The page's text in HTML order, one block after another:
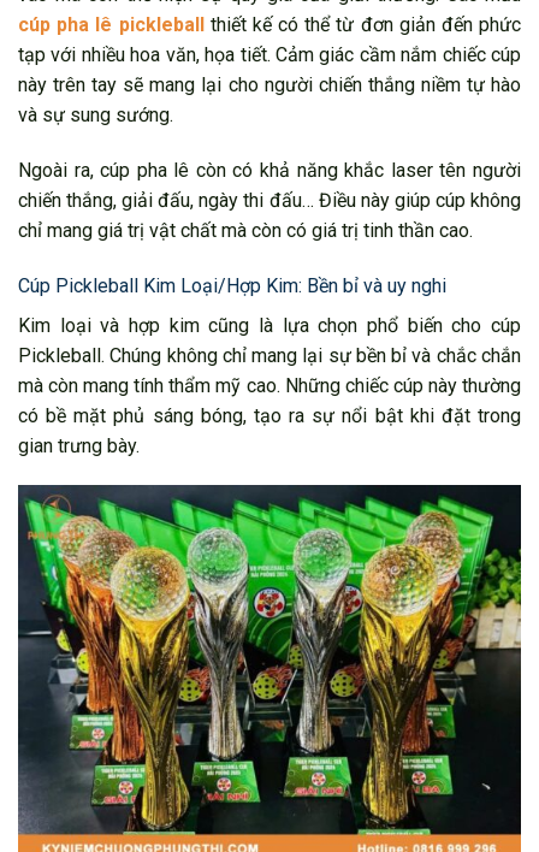
cúp pha lê pickleballthiết kế có thể từ đơn giản đến phức
tạp với nhiều hoa văn, họa tiết. Cảm giác cầm nắm chiếc cúp
này trên tay sẽ mang lại cho người chiến thắng niềm tự hào
và sự sung sướng.
Ngoài ra, cúp pha lê còn có khả năng khắc laser tên người
chiến thắng, giải đấu, ngày thi đấu… Điều này giúp cúp không
chỉ mang giá trị vật chất mà còn có giá trị tinh thần cao.
Cúp Pickleball Kim Loại/Hợp Kim: Bền bỉ và uy nghi
Kim loại và hợp kim cũng là lựa chọn phổ biến cho cúp
Pickleball. Chúng không chỉ mang lại sự bền bỉ và chắc chắn
mà còn mang tính thẩm mỹ cao. Những chiếc cúp này thường
có bề mặt phủ sáng bóng, tạo ra sự nổi bật khi đặt trong
gian trưng bày.